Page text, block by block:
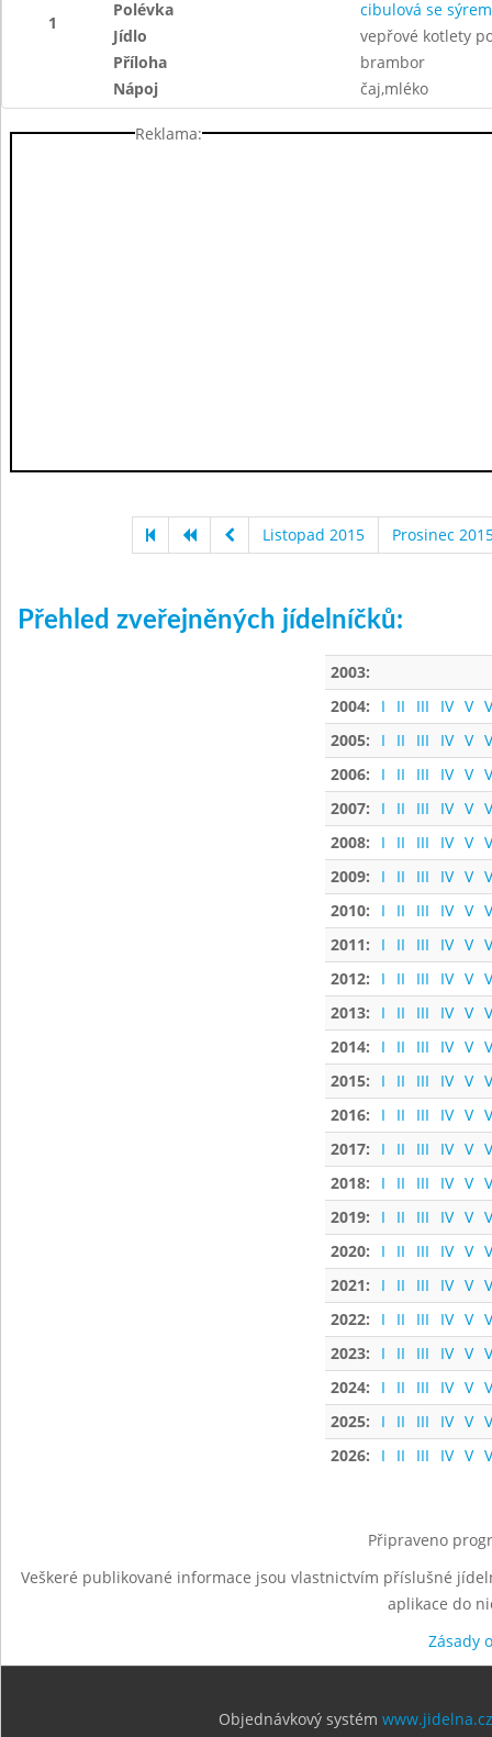
1
Polévka
cibulová se sýrem
Jídlo
vepřové kotlety
Příloha
brambor
Nápoj
čaj,mléko
Reklama:
Listopad 2015 Prosinec
Přehled zveřejněných jídelníčků:
2003:
2004:
I II III IV V
2005:
I II III IV V
2006:
I II III IV V
2007:
I II III IV V
2008:
I II III IV V
2009:
I II III IV V
2010:
I II III IV V
2011:
I II III IV V
2012:
I II III IV V
2013:
I II III IV V
2014:
I II III IV V
2015:
I II III IV V
2016:
I II III IV V
2017:
I II III IV V
2018:
I II III IV V
2019:
I II III IV V
2020:
I II III IV V
2021:
I II III IV V
2022:
I II III IV V
2023:
I II III IV V
2024:
I II III IV V
2025:
I II III IV V
2026:
I II III IV V
Připraveno
Veškeré publikované informace jsou vlastnictvím příslušné
aplikace do
Zásady
Objednávkový systém www.jidelna.cz